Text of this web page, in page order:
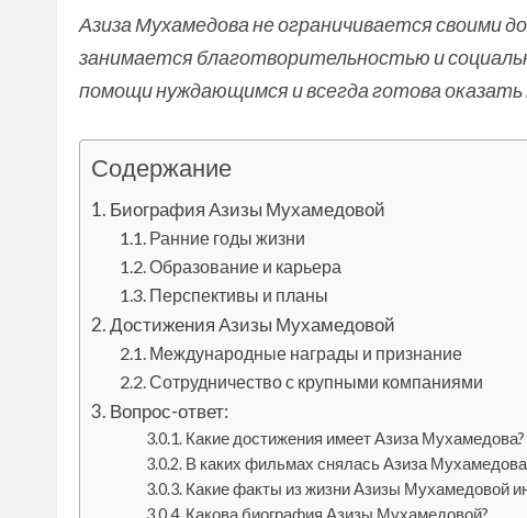
Азиза Мухамедова не ограничивается своими
занимается благотворительностью и
помощи нуждающимся и всегда готова
Содержание
Биография Азизы Мухамедовой
Ранние годы жизни
Образование и карьера
Перспективы и планы
Достижения Азизы Мухамедовой
Международные награды и признание
Сотрудничество с крупными компаниями
Вопрос-ответ:
Какие достижения имеет Азиза Мухамедова?
В каких фильмах снялась Азиза
Какие факты из жизни Азизы Мухамедовой